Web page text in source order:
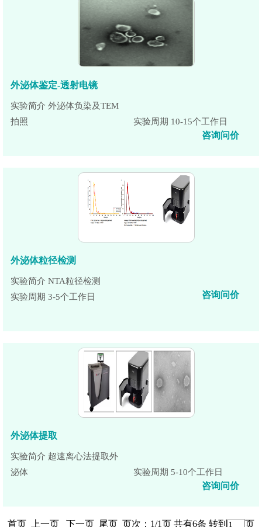
外泌体鉴定-透射电镜
实验简介 外泌体负染及TEM
拍照
实验周期 10-15个工作日
咨询问价
外泌体粒径检测
实验简介 NTA粒径检测
实验周期 3-5个工作日
咨询问价
外泌体提取
实验简介 超速离心法提取外
泌体
实验周期 5-10个工作日
咨询问价
首页 上一页 下一页 尾页 页次：1/1页 共有6条 转到 页